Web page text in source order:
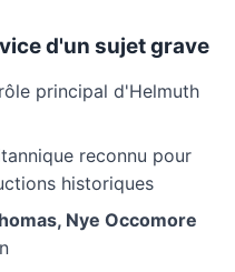
d'un sujet grave
principal d'Helmuth
reconnu pour
historiques
Nye Occomore